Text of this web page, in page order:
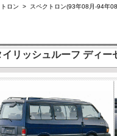
ロン > スペクトロン(93年08月-94年
リッシュルーフ ディー